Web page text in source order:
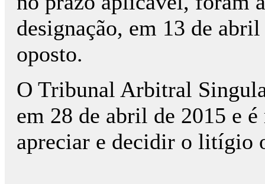
designação, em 13 de
oposto.
O Tribunal Arbitral
em 28 de abril de 2015 e
apreciar e decidir o litígio